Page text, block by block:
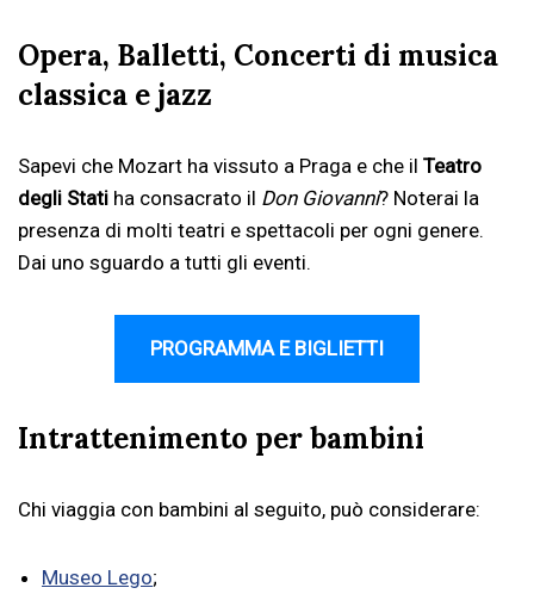
Opera, Balletti, Concerti di musica
classica e jazz
Sapevi che Mozart ha vissuto a Praga e che il Teatro
degli Stati ha consacrato il Don Giovanni? Noterai la
presenza di molti teatri e spettacoli per ogni genere.
Dai uno sguardo a tutti gli eventi.
PROGRAMMA E BIGLIETTI
Intrattenimento per bambini
Chi viaggia con bambini al seguito, può considerare:
Museo Lego;